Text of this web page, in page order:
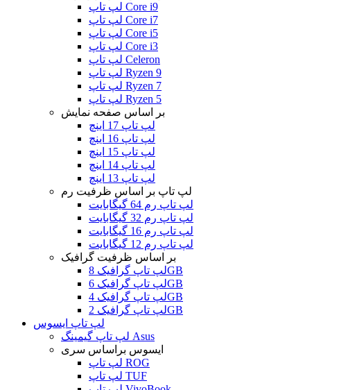
لپ تاپ Core i9
لپ تاپ Core i7
لپ تاپ Core i5
لپ تاپ Core i3
لپ تاپ Celeron
لپ تاپ Ryzen 9
لپ تاپ Ryzen 7
لپ تاپ Ryzen 5
بر اساس صفحه نمایش
لپ تاپ 17 اینچ
لپ تاپ 16 اینچ
لپ تاپ 15 اینچ
لپ تاپ 14 اینچ
لپ تاپ 13 اینچ
لپ تاپ بر اساس ظرفیت رم
لپ تاپ رم 64 گیگابایت
لپ تاپ رم 32 گیگابایت
لپ تاپ رم 16 گیگابایت
لپ تاپ رم 12 گیگابایت
بر اساس ظرفیت گرافیک
لپ تاپ گرافیک 8GB
لپ تاپ گرافیک 6GB
لپ تاپ گرافیک 4GB
لپ تاپ گرافیک 2GB
لپ تاپ ایسوس
لپ تاپ گیمینگ Asus
ایسوس براساس سری
لپ تاپ ROG
لپ تاپ TUF